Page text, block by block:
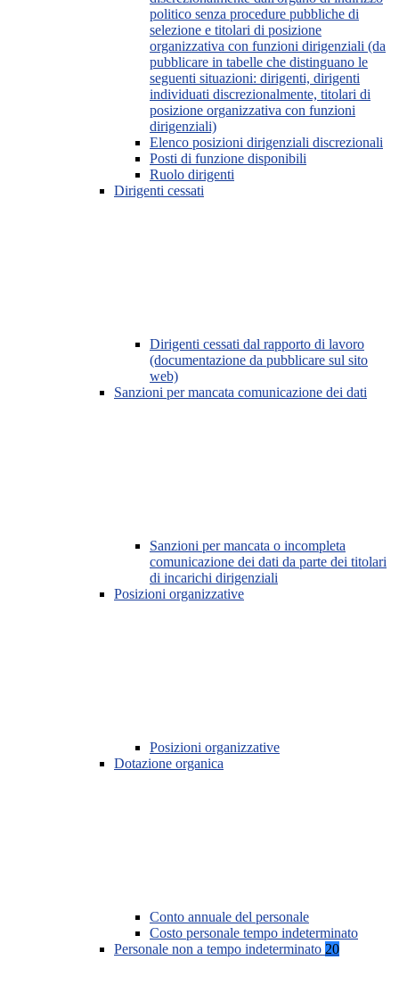
politico senza procedure pubbliche di
selezione e titolari di posizione
organizzativa con funzioni dirigenziali (da
pubblicare in tabelle che distinguano le
seguenti situazioni: dirigenti, dirigenti
individuati discrezionalmente, titolari di
posizione organizzativa con funzioni
dirigenziali)
Elenco posizioni dirigenziali discrezionali
Posti di funzione disponibili
Ruolo dirigenti
Dirigenti cessati
Dirigenti cessati dal rapporto di lavoro
(documentazione da pubblicare sul sito
web)
Sanzioni per mancata comunicazione dei dati
Sanzioni per mancata o incompleta
comunicazione dei dati da parte dei titolari
di incarichi dirigenziali
Posizioni organizzative
Posizioni organizzative
Dotazione organica
Conto annuale del personale
Costo personale tempo indeterminato
Personale non a tempo indeterminato 20